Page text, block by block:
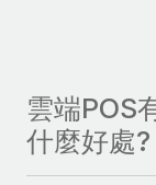
雲端POS
什麼好處?